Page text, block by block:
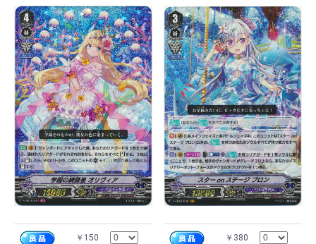
￥150 ￥380